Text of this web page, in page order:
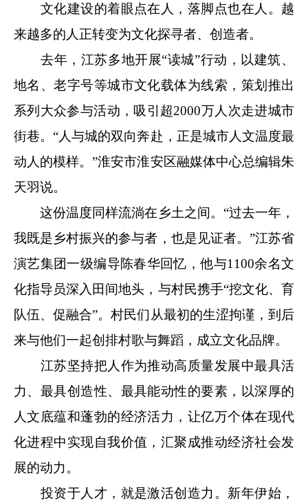
文化建设的着眼点在人，落脚点也在人。越
来越多的人正转变为文化探寻者、创造者。
去年，江苏多地开展“读城”行动，以建筑、
地名、老字号等城市文化载体为线索，策划推出
系列大众参与活动，吸引超2000万人次走进城市
街巷。“人与城的双向奔赴，正是城市人文温度最
动人的模样。”淮安市淮安区融媒体中心总编辑朱
天羽说。
这份温度同样流淌在乡土之间。“过去一年，
我既是乡村振兴的参与者，也是见证者。”江苏省
演艺集团一级编导陈春华回忆，他与1100余名文
化指导员深入田间地头，与村民携手“挖文化、育
队伍、促融合”。村民们从最初的生涩拘谨，到后
来与他们一起创排村歌与舞蹈，成立文化品牌。
江苏坚持把人作为推动高质量发展中最具活
力、最具创造性、最具能动性的要素，以深厚的
人文底蕴和蓬勃的经济活力，让亿万个体在现代
化进程中实现自我价值，汇聚成推动经济社会发
展的动力。
投资于人才，就是激活创造力。新年伊始，